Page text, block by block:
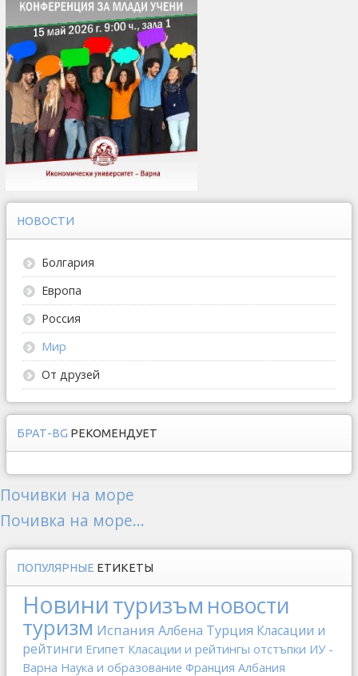
НОВОСТИ
Болгария
Европа
Россия
Мир
От друзей
БРАТ-BG РЕКОМЕНДУЕТ
Почивки на море
Почивка на море...
ПОПУЛЯРНЫЕ ЕТИКЕТЫ
Новинитуризъм новости
туризм Испания Албена Турция Класации и
рейтинги Египет Класации и рейтингы отстъпки ИУ -
Варна Наука и образование Франция Албания